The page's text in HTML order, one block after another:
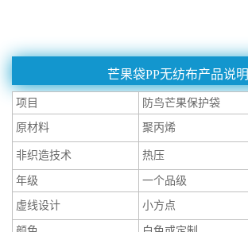
芒果袋PP无纺布产品说明
项目 防鸟芒果保护袋
原材料 聚丙烯
非织造技术 热压
年级 一个品级
虚线设计 小方点